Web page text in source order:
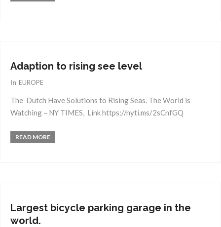
Adaption to rising see level
In EUROPE
The Dutch Have Solutions to Rising Seas. The World is
Watching – NY TIMES, Link https://nyti.ms/2sCnfGQ
READ MORE
Largest bicycle parking garage in the
world.